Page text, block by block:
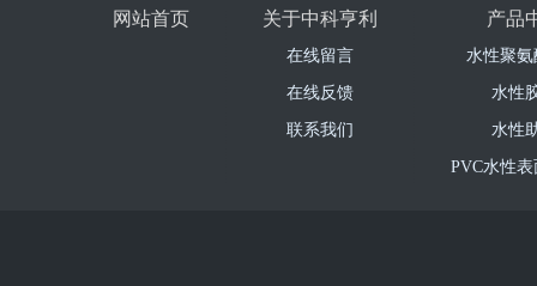
网站首页 关于中科亨利
在线留言
在线反馈
联系我们
产品
水性聚
水性
水性
PVC水性